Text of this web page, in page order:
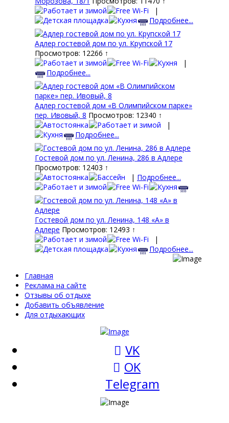
|
Подробнее...
Адлер гостевой дом по ул. Крупской 17
Просмотров: 12266 ↑
|
Подробнее...
Адлер гостевой дом «В Олимпийском парке»
пер. Ивовый, 8 Просмотров: 12340 ↑
|
Подробнее...
Гостевой дом по ул. Ленина, 286 в Адлере
Просмотров: 12403 ↑
| Подробнее...
Гостевой дом по ул. Ленина, 148 «А» в
Адлере Просмотров: 12493 ↑
|
Подробнее...
Главная
Реклама на сайте
Отзывы об отдыхе
Добавить объявление
Для отдыхающих
VK
OK
Telegram